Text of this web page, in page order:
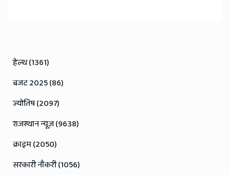
हेल्थ (1361)
बजट 2025 (86)
ज्योतिष (2097)
राजस्थान न्यूज़ (9638)
क्राइम (2050)
सरकारी नौकरी (1056)